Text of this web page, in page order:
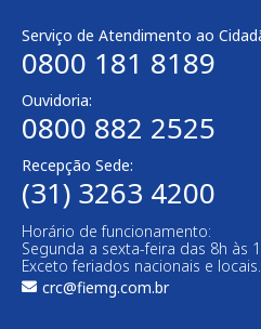
Serviço de Atendimento ao
0800 181 8189
Ouvidoria:
0800 882 2525
Recepção Sede:
(31) 3263 4200
Horário de funcionamento:
Segunda a sexta-feira das 8h às
Exceto feriados nacionais e locais.
crc@fiemg.com.br